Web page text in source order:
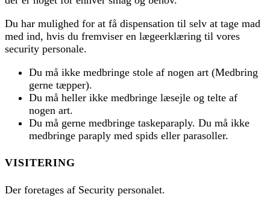
Du har mulighed for at få dispensation til selv at tage mad
med ind, hvis du fremviser en lægeerklæring til vores
security personale.
Du må ikke medbringe stole af nogen art (Medbring
gerne tæpper).
Du må heller ikke medbringe læsejle og telte af
nogen art.
Du må gerne medbringe taskeparaply. Du må ikke
medbringe paraply med spids eller parasoller.
VISITERING
Der foretages af Security personalet.